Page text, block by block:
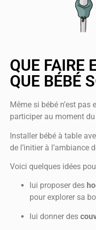
QUE FAIRE
QUE BÉBÉ
Même si bébé n’est pas
participer au moment du
Installer bébé à table
de l’initier à l’ambiance
Voici quelques idées
lui proposer des
pour explorer sa
lui donner des